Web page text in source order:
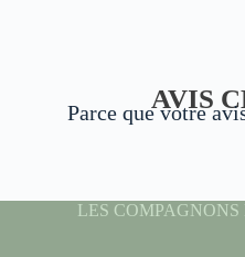
AVIS
Parce que votre
LES